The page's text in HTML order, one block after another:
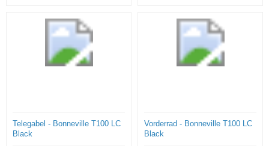
Telegabel - Bonneville T100 LC
Black
Vorderrad - Bonneville T100 LC
Black